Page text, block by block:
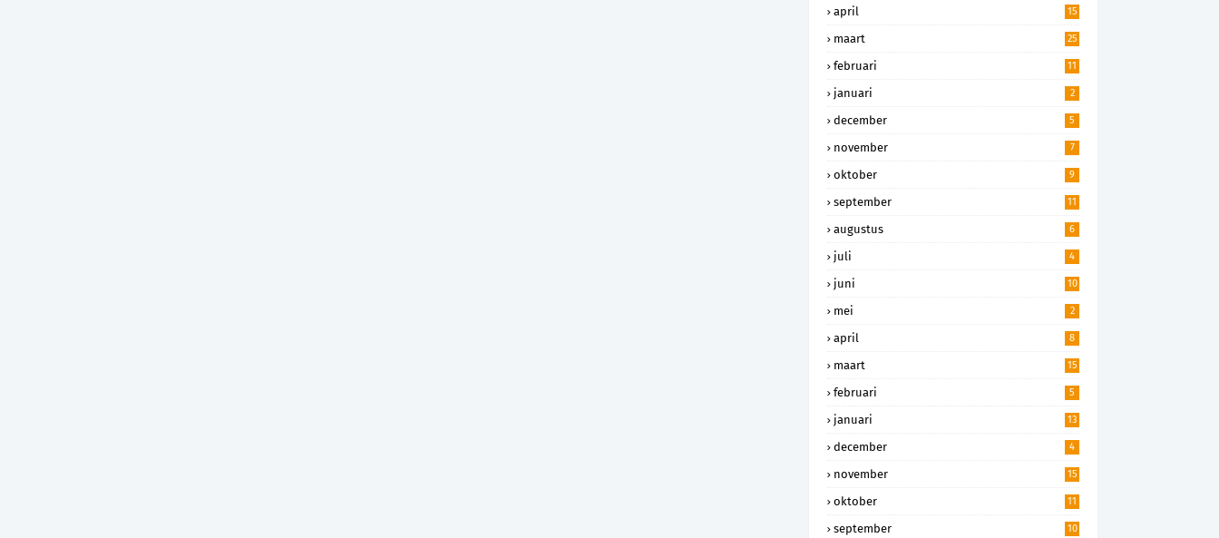
april 15
maart 25
februari 11
januari 2
december 5
november 7
oktober 9
september 11
augustus 6
juli 4
juni 10
mei 2
april 8
maart 15
februari 5
januari 13
december 4
november 15
oktober 11
september 10